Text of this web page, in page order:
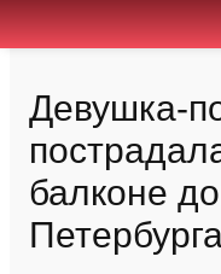
Девушка-
балконе